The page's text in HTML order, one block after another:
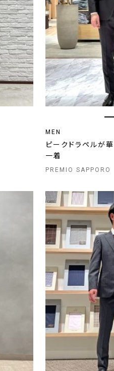
MEN
ピークドラペルが
一着
PREMIO SAPPORO